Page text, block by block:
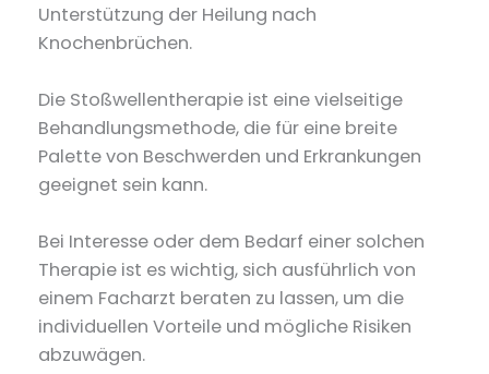
Unterstützung der Heilung nach
Knochenbrüchen.
Die Stoßwellentherapie ist eine vielseitige
Behandlungsmethode, die für eine breite
Palette von Beschwerden und Erkrankungen
geeignet sein kann.
Bei Interesse oder dem Bedarf einer solchen
Therapie ist es wichtig, sich ausführlich von
einem Facharzt beraten zu lassen, um die
individuellen Vorteile und mögliche Risiken
abzuwägen.